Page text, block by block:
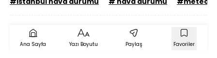
Ana Sayfa Yazı Boyutu Paylaş Favoriler